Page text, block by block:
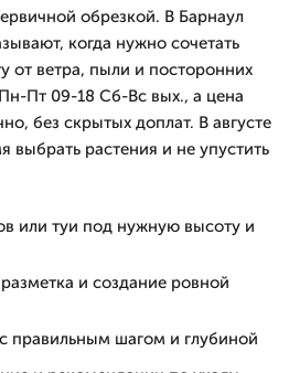
обрезкой. В Барнаул
когда нужно сочетать
от ветра, пыли и посторонних
Пт 09-18 Сб-Вс вых., а цена
без скрытых доплат. В августе
выбрать растения и не упустить
или туи под нужную высоту и
и создание ровной
правильным шагом и глубиной